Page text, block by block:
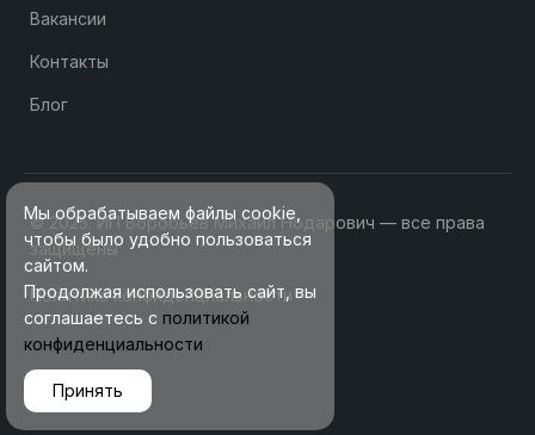
Вакансии
Контакты
Блог
© 2025. ИП Воробьев Михаил Нодарович — все права
защищены
Политика конфиденциальности
Мы обрабатываем файлы cookie,
чтобы было удобно пользоваться
сайтом.
Продолжая использовать сайт, вы
соглашаетесь с политикой
конфиденциальности
Принять